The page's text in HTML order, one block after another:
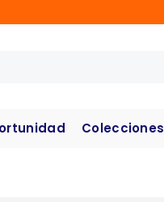
Colecciones